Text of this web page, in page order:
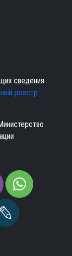
сведения
реестр